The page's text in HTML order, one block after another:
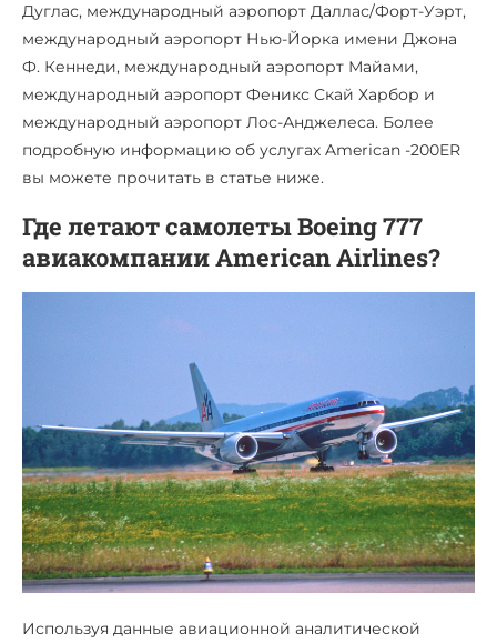
Дуглас, международный аэропорт Даллас/Форт-Уэрт,
международный аэропорт Нью-Йорка имени Джона
Ф. Кеннеди, международный аэропорт Майами,
международный аэропорт Феникс Скай Харбор и
международный аэропорт Лос-Анджелеса. Более
подробную информацию об услугах American -200ER
вы можете прочитать в статье ниже.
Где летают самолеты Boeing 777
авиакомпании American Airlines?
Используя данные авиационной аналитической